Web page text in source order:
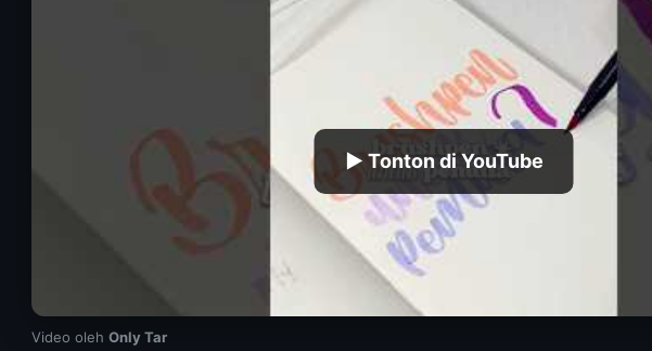
▶ Tonton di YouTube
Video oleh Only Tar